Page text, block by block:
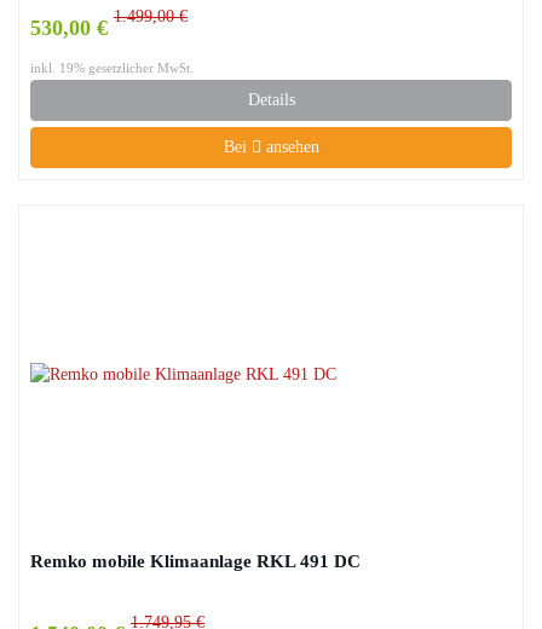
530,00 € 1.499,00 €
inkl. 19% gesetzlicher MwSt.
Details
Bei ansehen
Remko mobile Klimaanlage RKL 491 DC
1.749,95 €